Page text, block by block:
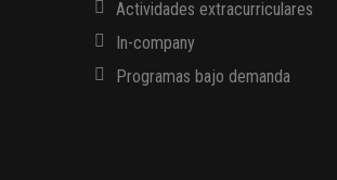
Actividades extracurriculares
In-company
Programas bajo demanda